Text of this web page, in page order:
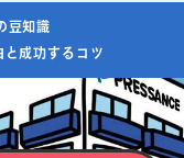
豆知識
と成功するコツ